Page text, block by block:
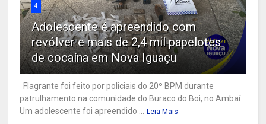
4
Adolescente é apreendido com
revólver e mais de 2,4 mil papelotes
de cocaína em Nova Iguaçu
Flagrante foi feito por policiais do 20º BPM durante
patrulhamento na comunidade do Buraco do Boi, no Ambaí
Um adolescente foi apreendido ...
Leia Mais